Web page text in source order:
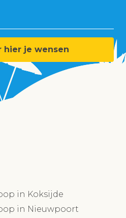
hier je wensen
in Koksijde
in Nieuwpoort